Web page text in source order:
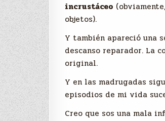
incrustáceo
objetos).
Y también apareció una
descanso reparador. La
original.
Y en las madrugadas
episodios de mi vida
Creo que sos una mala